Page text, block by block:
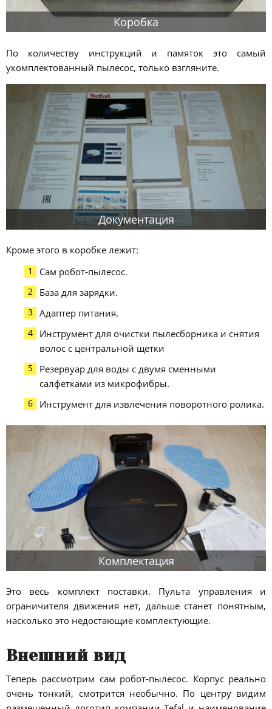
Коробка
По количеству инструкций и памяток это самый
укомплектованный пылесос, только взгляните.
Документация
Кроме этого в коробке лежит:
Сам робот-пылесос.
База для зарядки.
Адаптер питания.
Инструмент для очистки пылесборника и снятия
волос с центральной щетки
Резервуар для воды с двумя сменными
салфетками из микрофибры.
Инструмент для извлечения поворотного ролика.
Комплектация
Это весь комплект поставки. Пульта управления и
ограничителя движения нет, дальше станет понятным,
насколько это недостающие комплектующие.
Внешний вид
Теперь рассмотрим сам робот-пылесос. Корпус реально
очень тонкий, смотрится необычно. По центру видим